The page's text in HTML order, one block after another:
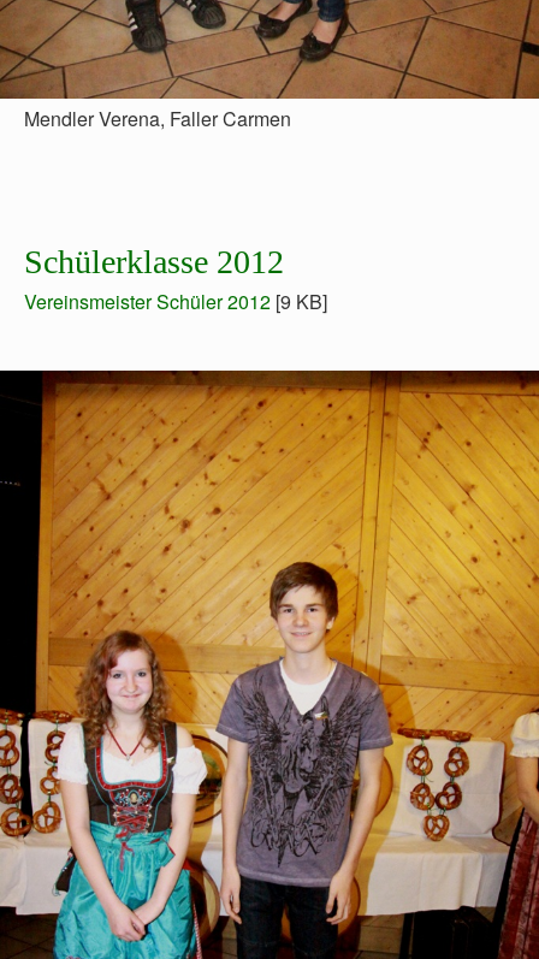
Mendler Verena, Faller Carmen
Schülerklasse 2012
Vereinsmeister Schüler 2012 [9 KB]